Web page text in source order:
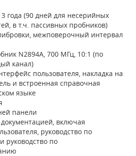
года (90 дней для несерийных
в т.ч. пассивных пробников)
межповерочный интервал
N2894A, 700 МГц, 10:1 (по
канал)
пользователя, накладка на
и встроенная справочная
языке
панели
включая
руководство по
руководство по